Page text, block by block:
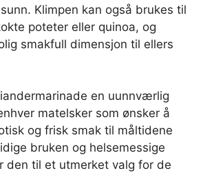
Klimpen kan også brukes til
poteter eller quinoa, og
smakfull dimensjon til ellers
en uunnværlig
matelsker som ønsker å
og frisk smak til måltidene
bruken og helsemessige
den til et utmerket valg for de